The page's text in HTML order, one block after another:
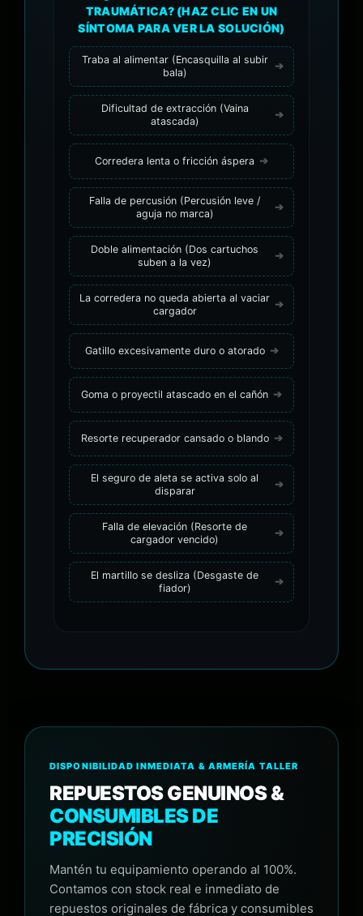
TRAUMÁTICA? (HAZ CLIC EN UN
SÍNTOMA PARA VER LA SOLUCIÓN)
Traba al alimentar (Encasquilla al subir
bala)
Dificultad de extracción (Vaina
atascada)
Corredera lenta o fricción áspera
Falla de percusión (Percusión leve /
aguja no marca)
Doble alimentación (Dos cartuchos
suben a la vez)
La corredera no queda abierta al vaciar
cargador
Gatillo excesivamente duro o atorado
Goma o proyectil atascado en el cañón
Resorte recuperador cansado o blando
El seguro de aleta se activa solo al
disparar
Falla de elevación (Resorte de
cargador vencido)
El martillo se desliza (Desgaste de
fiador)
DISPONIBILIDAD INMEDIATA & ARMERÍA TALLER
REPUESTOS GENUINOS &
CONSUMIBLES DE
PRECISIÓN
Mantén tu equipamiento operando al 100%.
Contamos con stock real e inmediato de
repuestos originales de fábrica y consumibles